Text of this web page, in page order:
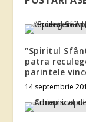
“Spiritul
patra
parintele
14 septembrie